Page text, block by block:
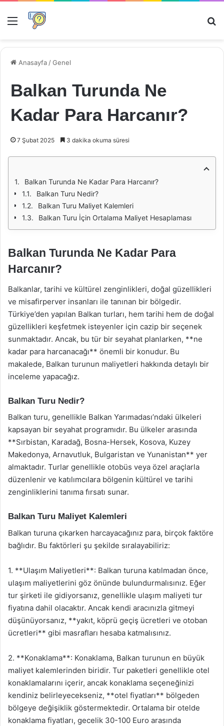
Menü
Anasayfa /Genel
Balkan Turunda Ne
Kadar Para Harcanır?
7 Şubat 2025 3 dakika okuma süresi
Balkan Turunda Ne Kadar Para Harcanır?
Balkan Turu Nedir?
Balkan Turu Maliyet Kalemleri
Balkan Turu İçin Ortalama Maliyet Hesaplaması
Balkan Turunda Ne Kadar Para
Harcanır?
Balkanlar, tarihi ve kültürel zenginlikleri, doğal güzellikleri
ve misafirperver insanları ile tanınan bir bölgedir.
Türkiye’den yapılan Balkan turları, hem tarihi hem de doğal
güzellikleri keşfetmek isteyenler için cazip bir seçenek
sunmaktadır. Ancak, bu tür bir seyahat planlarken, **ne
kadar para harcanacağı** önemli bir konudur. Bu
makalede, Balkan turunun maliyetleri hakkında detaylı bir
inceleme yapacağız.
Balkan Turu Nedir?
Balkan turu, genellikle Balkan Yarımadası’ndaki ülkeleri
kapsayan bir seyahat programıdır. Bu ülkeler arasında
**Sırbistan, Karadağ, Bosna-Hersek, Kosova, Kuzey
Makedonya, Arnavutluk, Bulgaristan ve Yunanistan** yer
almaktadır. Turlar genellikle otobüs veya özel araçlarla
düzenlenir ve katılımcılara bölgenin kültürel ve tarihi
zenginliklerini tanıma fırsatı sunar.
Balkan Turu Maliyet Kalemleri
Balkan turuna çıkarken harcayacağınız para, birçok faktöre
bağlıdır. Bu faktörleri şu şekilde sıralayabiliriz:
1. **Ulaşım Maliyetleri**: Balkan turuna katılmadan önce,
ulaşım maliyetlerini göz önünde bulundurmalısınız. Eğer
tur şirketi ile gidiyorsanız, genellikle ulaşım maliyeti tur
fiyatına dahil olacaktır. Ancak kendi aracınızla gitmeyi
düşünüyorsanız, **yakıt, köprü geçiş ücretleri ve otoban
ücretleri** gibi masrafları hesaba katmalısınız.
2. **Konaklama**: Konaklama, Balkan turunun en büyük
maliyet kalemlerinden biridir. Tur paketleri genellikle otel
konaklamalarını içerir, ancak konaklama seçeneğinizi
kendiniz belirleyecekseniz, **otel fiyatları** bölgeden
bölgeye değişiklik göstermektedir. Ortalama bir otelde
konaklama fiyatları, gecelik 30-100 Euro arasında